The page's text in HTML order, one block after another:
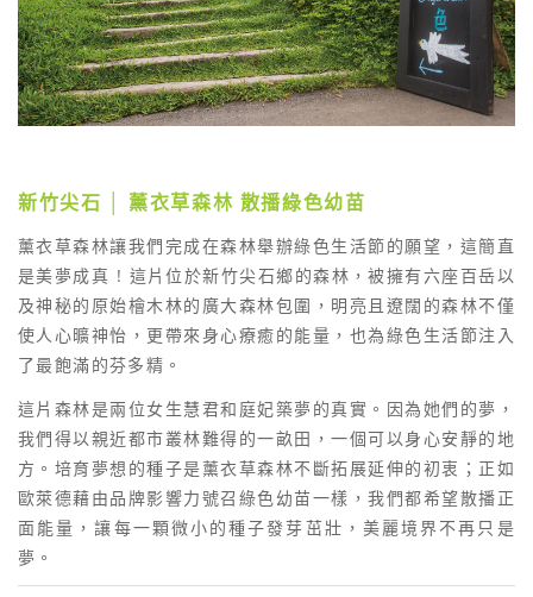
新竹尖石 │ 薰衣草森林 散播綠色幼苗
薰衣草森林讓我們完成在森林舉辦綠色生活節的願望，這簡直
是美夢成真 ! 這片位於新竹尖石鄉的森林，被擁有六座百岳以
及神秘的原始檜木林的廣大森林包圍，明亮且遼闊的森林不僅
使人心曠神怡，更帶來身心療癒的能量，也為綠色生活節注入
了最飽滿的芬多精。
這片森林是兩位女生慧君和庭妃築夢的真實。因為她們的夢，
我們得以親近都市叢林難得的一畝田，一個可以身心安靜的地
方。培育夢想的種子是薰衣草森林不斷拓展延伸的初衷；正如
歐萊德藉由品牌影響力號召綠色幼苗一樣，我們都希望散播正
面能量，讓每一顆微小的種子發芽茁壯，美麗境界不再只是
夢。